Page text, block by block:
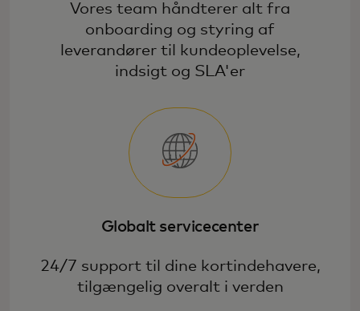
af værdifulde og skalérbare fordele og
tjenester.
Vores team håndterer alt fra
onboarding og styring af
leverandører til kundeoplevelse,
indsigt og SLA'er
Globalt servicecenter
24/7 support til dine kortindehavere,
tilgængelig overalt i verden